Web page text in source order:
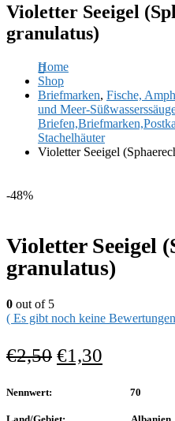
Violetter Seeigel
granulatus)
Home
Shop
Briefmarken, Fische,
und Meer-
Stachelhäuter
Violetter Seeigel
-48%
Violetter Seeigel
granulatus)
0 out of 5
( Es gibt noch keine
€2,50 €1,30
Nennwert: 70